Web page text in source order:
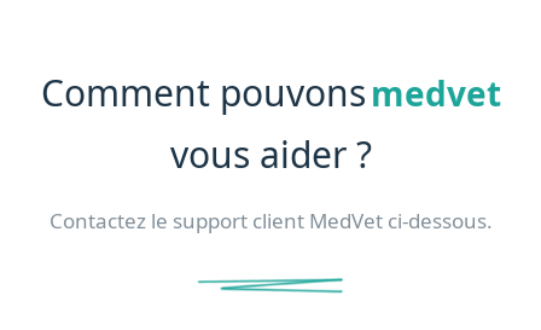
Comment pouvonsmedvet
vous aider ?
Contactez le support client MedVet ci-dessous.